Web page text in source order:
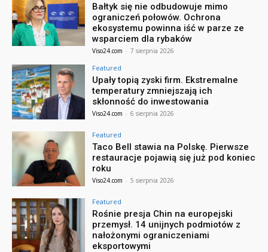
Bałtyk się nie odbudowuje mimo
ograniczeń połowów. Ochrona
ekosystemu powinna iść w parze ze
wsparciem dla rybaków
Viso24.com - 7 sierpnia 2026
Featured
Upały topią zyski firm. Ekstremalne
temperatury zmniejszają ich
skłonność do inwestowania
Viso24.com - 6 sierpnia 2026
Featured
Taco Bell stawia na Polskę. Pierwsze
restauracje pojawią się już pod koniec
roku
Viso24.com - 5 sierpnia 2026
Featured
Rośnie presja Chin na europejski
przemysł. 14 unijnych podmiotów z
nałożonymi ograniczeniami
eksportowymi